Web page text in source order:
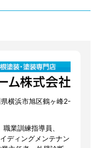
横浜市旭区鶴ヶ峰2-
業訓練指導員、
ディングメンテナン